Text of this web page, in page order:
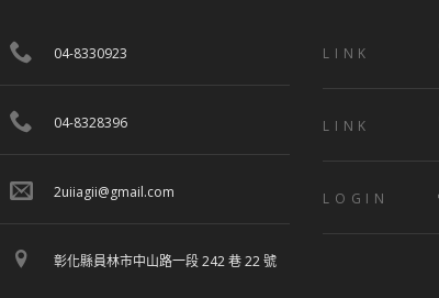
04-8330923
04-8328396
2uiiagii@gmail.com
彰化縣員林市中山路一段 242 巷 22 號
LINK
LINK
LOGIN